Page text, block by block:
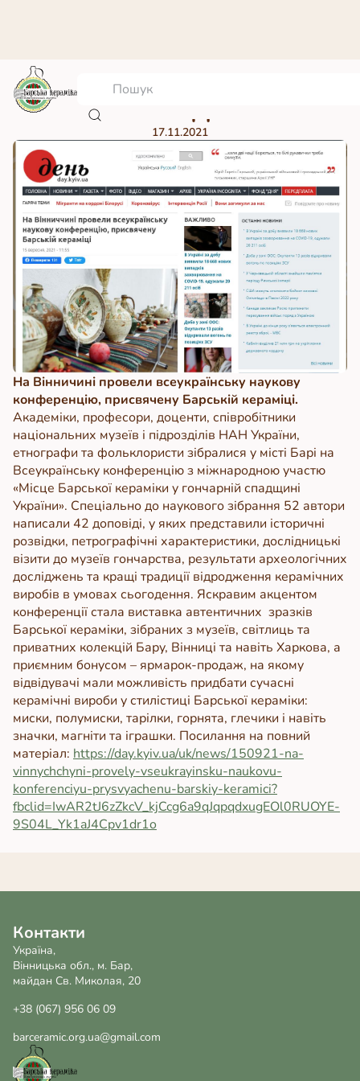
Газета “День”
17.11.2021
На Вінничині провели всеукраїнську наукову
конференцію, присвячену Барській кераміці.
Академіки, професори, доценти, співробітники
національних музеїв і підрозділів НАН України,
етнографи та фольклористи зібралися у місті Барі на
Всеукраїнську конференцію з міжнародною участю
«Місце Барської кераміки у гончарній спадщині
України». Спеціально до наукового зібрання 52 автори
написали 42 доповіді, у яких представили історичні
розвідки, петрографічні характеристики, дослідницькі
візити до музеїв гончарства, результати археологічних
досліджень та кращі традиції відродження керамічних
виробів в умовах сьогодення. Яскравим акцентом
конференції стала виставка автентичних зразків
Барської кераміки, зібраних з музеїв, світлиць та
приватних колекцій Бару, Вінниці та навіть Харкова, а
приємним бонусом – ярмарок-продаж, на якому
відвідувачі мали можливість придбати сучасні
керамічні вироби у стилістиці Барської кераміки:
миски, полумиски, тарілки, горнята, глечики і навіть
значки, магніти та іграшки. Посилання на повний
матеріал: https://day.kyiv.ua/uk/news/150921-na-
vinnychchyni-provely-vseukrayinsku-naukovu-
konferenciyu-prysvyachenu-barskiy-keramici?
fbclid=IwAR2tJ6zZkcV_kjCcg6a9qJqpqdxugEOl0RUOYE-
9S04L_Yk1aJ4Cpv1dr1o
Контакти
Україна,
Вінницька обл., м. Бар,
майдан Св. Миколая, 20
+38 (067) 956 06 09
barceramic.org.ua@gmail.com